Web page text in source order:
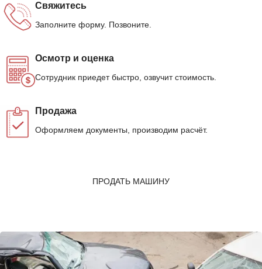
Свяжитесь
Заполните форму. Позвоните.
Осмотр и оценка
Сотрудник приедет быстро, озвучит стоимость.
Продажа
Оформляем документы, производим расчёт.
ПРОДАТЬ МАШИНУ